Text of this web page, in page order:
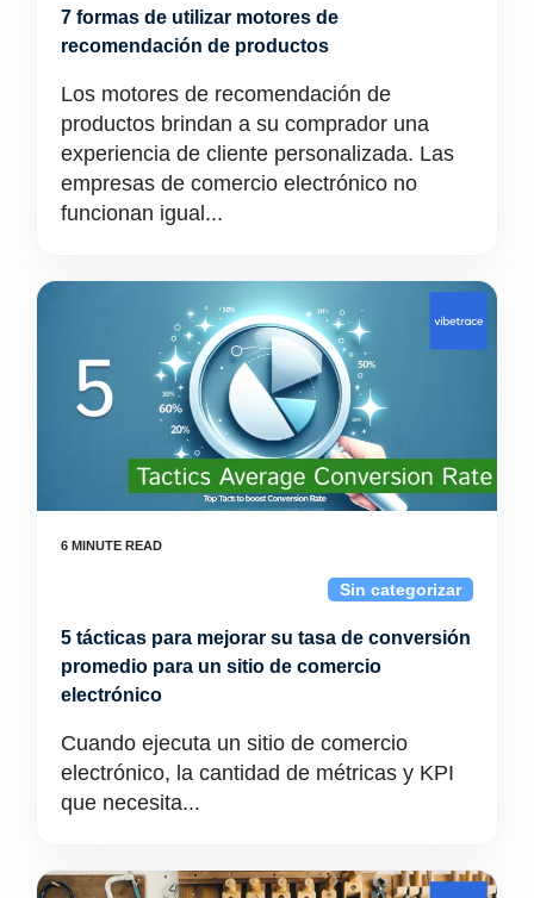
7 formas de utilizar motores de
recomendación de productos
Los motores de recomendación de
productos brindan a su comprador una
experiencia de cliente personalizada. Las
empresas de comercio electrónico no
funcionan igual...
Sin categorizar
5 tácticas para mejorar su tasa de conversión
promedio para un sitio de comercio
electrónico
Cuando ejecuta un sitio de comercio
electrónico, la cantidad de métricas y KPI
que necesita...